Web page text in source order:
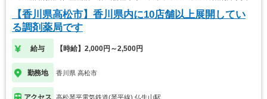
【香川県高松市】香川県内に10店舗以上展開してい
る調剤薬局です
給与 【時給】2,000円～2,500円
勤務地 香川県 高松市
アクセス 高松琴平電気鉄道(琴平線) 仏生山駅